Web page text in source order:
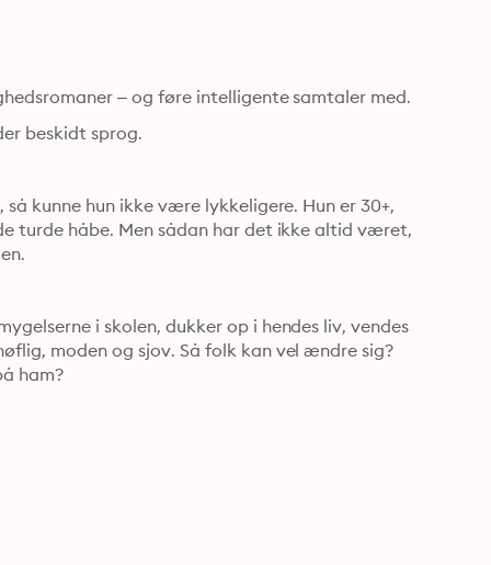
– og føre intelligente samtaler med.
beskidt sprog.
kunne hun ikke være lykkeligere. Hun er 30+,
turde håbe. Men sådan har det ikke altid været,
i skolen, dukker op i hendes liv, vendes
moden og sjov. Så folk kan vel ændre sig?
ham?